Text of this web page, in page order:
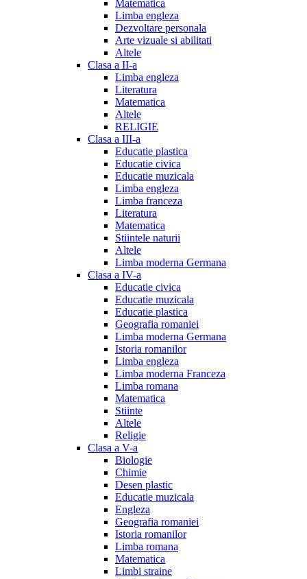
Matematica
Limba engleza
Dezvoltare personala
Arte vizuale si abilitati
Altele
Clasa a II-a
Limba engleza
Literatura
Matematica
Altele
RELIGIE
Clasa a III-a
Educatie plastica
Educatie civica
Educatie muzicala
Limba engleza
Limba franceza
Literatura
Matematica
Stiintele naturii
Altele
Limba moderna Germana
Clasa a IV-a
Educatie civica
Educatie muzicala
Educatie plastica
Geografia romaniei
Limba moderna Germana
Istoria romanilor
Limba engleza
Limba moderna Franceza
Limba romana
Matematica
Stiinte
Altele
Religie
Clasa a V-a
Biologie
Chimie
Desen plastic
Educatie muzicala
Engleza
Geografia romaniei
Istoria romanilor
Limba romana
Matematica
Limbi straine